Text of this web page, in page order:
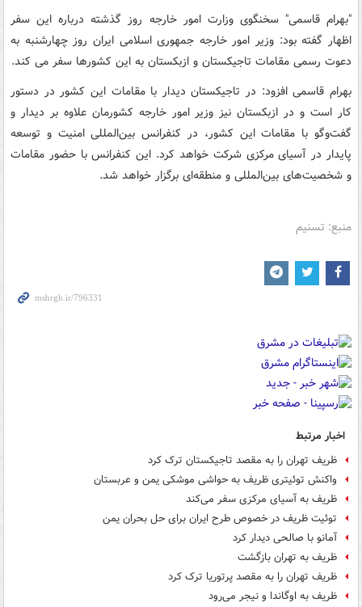
"بهرام قاسمی" سخنگوی وزارت امور خارجه روز گذشته درباره این سفر
اظهار گفته بود: وزیر امور خارجه جمهوری اسلامی ایران روز چهارشنبه به
دعوت رسمی مقامات تاجیکستان و ازبکستان به این کشورها سفر می کند.
بهرام قاسمی افزود: در تاجیکستان دیدار با مقامات این کشور در دستور
کار است و در ازبکستان نیز وزیر امور خارجه کشورمان علاوه بر دیدار و
گفت‌وگو با مقامات این کشور، در کنفرانس بین‌المللی امنیت و توسعه
پایدار در آسیای مرکزی شرکت خواهد کرد. این کنفرانس با حضور مقامات
و شخصیت‌های بین‌المللی و منطقه‌ای برگزار خواهد شد.
منبع: تسنیم
اخبار مرتبط
ظریف تهران را به مقصد تاجیکستان ترک کرد
واکنش توئیتری ظریف به حواشی موشکی یمن و عربستان
ظریف به آسیای مرکزی سفر می‌کند
توئیت ظریف در خصوص طرح ایران برای حل بحران یمن
آمانو با صالحی دیدار کرد
ظریف به تهران بازگشت
ظریف تهران را به مقصد پرتوریا ترک کرد
ظریف به اوگاندا و نیجر می‌رود